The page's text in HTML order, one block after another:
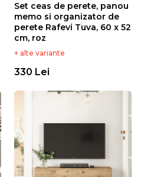
Set ceas de perete, panou
memo si organizator de
perete Rafevi Tuva, 60 x 52
cm, roz
+ alte variante
330 Lei